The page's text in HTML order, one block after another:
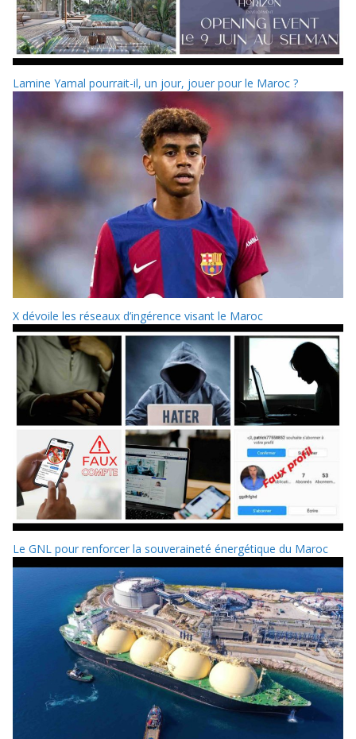
Lamine Yamal pourrait-il, un jour, jouer pour le Maroc ?
X dévoile les réseaux d’ingérence visant le Maroc
Le GNL pour renforcer la souveraineté énergétique du Maroc